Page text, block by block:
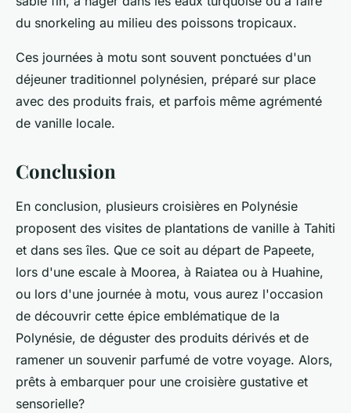
du snorkeling au milieu des poissons tropicaux.
Ces journées à motu sont souvent ponctuées d'un
déjeuner traditionnel polynésien, préparé sur place
avec des produits frais, et parfois même agrémenté
de vanille locale.
Conclusion
En conclusion, plusieurs croisières en Polynésie
proposent des visites de plantations de vanille à Tahiti
et dans ses îles. Que ce soit au départ de Papeete,
lors d'une escale à Moorea, à Raiatea ou à Huahine,
ou lors d'une journée à motu, vous aurez l'occasion
de découvrir cette épice emblématique de la
Polynésie, de déguster des produits dérivés et de
ramener un souvenir parfumé de votre voyage. Alors,
prêts à embarquer pour une croisière gustative et
sensorielle?